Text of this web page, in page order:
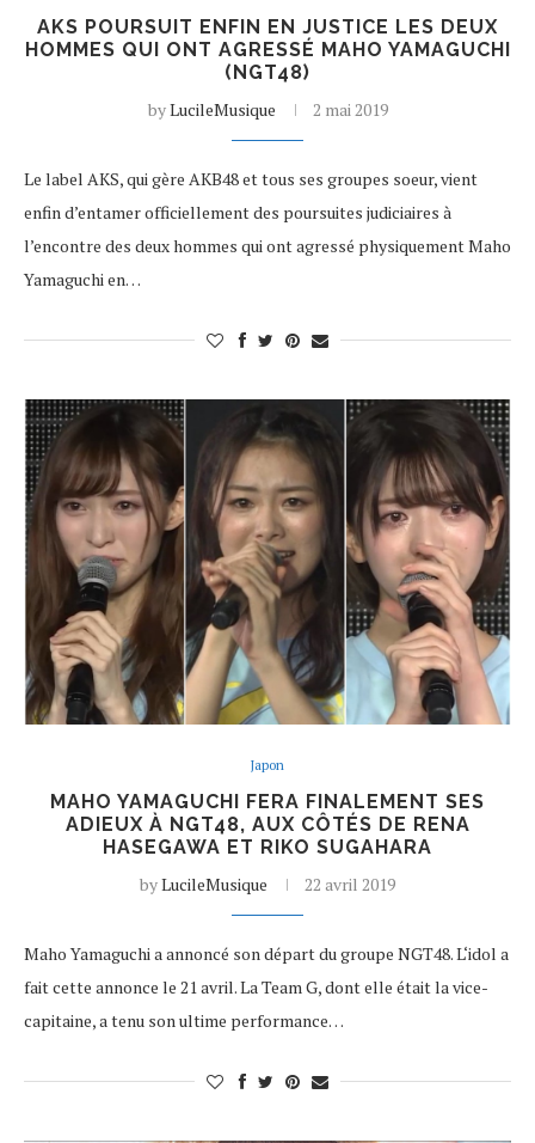
AKS POURSUIT ENFIN EN JUSTICE LES DEUX
HOMMES QUI ONT AGRESSÉ MAHO YAMAGUCHI
(NGT48)
byLucileMusique 2 mai 2019
Le label AKS, qui gère AKB48 et tous ses groupes soeur, vient
enfin d’entamer officiellement des poursuites judiciaires à
l’encontre des deux hommes qui ont agressé physiquement Maho
Yamaguchi en…
Japon
MAHO YAMAGUCHI FERA FINALEMENT SES
ADIEUX À NGT48, AUX CÔTÉS DE RENA
HASEGAWA ET RIKO SUGAHARA
byLucileMusique 22 avril 2019
Maho Yamaguchi a annoncé son départ du groupe NGT48. L‘idol a
fait cette annonce le 21 avril. La Team G, dont elle était la vice-
capitaine, a tenu son ultime performance…